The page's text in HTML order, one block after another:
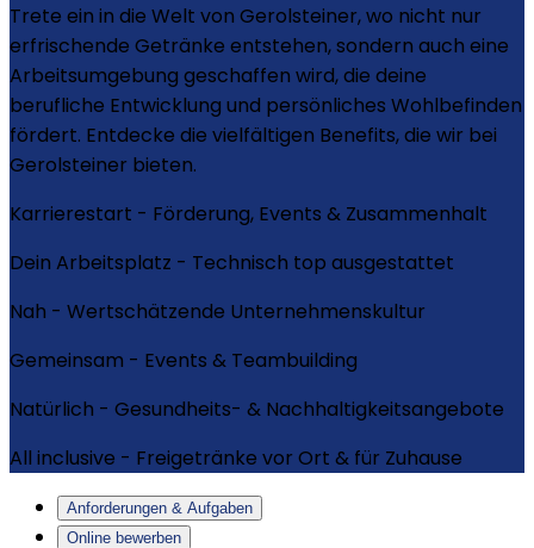
Trete ein in die Welt von Gerolsteiner, wo nicht nur
erfrischende Getränke entstehen, sondern auch eine
Arbeitsumgebung geschaffen wird, die deine
berufliche Entwicklung und persönliches Wohlbefinden
fördert. Entdecke die vielfältigen Benefits, die wir bei
Gerolsteiner bieten.
Karrierestart - Förderung, Events & Zusammenhalt
Dein Arbeitsplatz - Technisch top ausgestattet
Nah - Wertschätzende Unternehmenskultur
Gemeinsam - Events & Teambuilding
Natürlich - Gesundheits- & Nachhaltigkeitsangebote
All inclusive - Freigetränke vor Ort & für Zuhause
Anforderungen & Aufgaben
Online bewerben